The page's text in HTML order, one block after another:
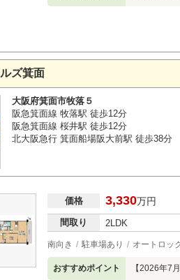
ズ箕面
大阪府箕面市牧落５
阪急箕面線 牧落駅 徒歩12分
阪急箕面線 桜井駅 徒歩12分
北大阪急行 箕面船場阪大前駅 徒歩38分
価格 3,330万円
間取り 2LDK
南向き 駐車場あり オートロッ
おすすめポイント 【2026年7